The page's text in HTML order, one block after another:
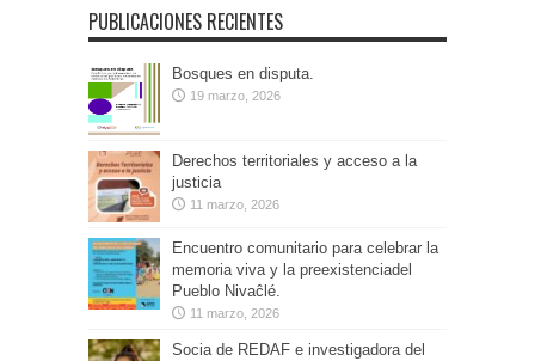
PUBLICACIONES RECIENTES
Bosques en disputa.
19 marzo, 2026
Derechos territoriales y acceso a la
justicia
11 marzo, 2026
Encuentro comunitario para celebrar la
memoria viva y la preexistenciadel
Pueblo Nivaĉlé.
11 marzo, 2026
Socia de REDAF e investigadora del